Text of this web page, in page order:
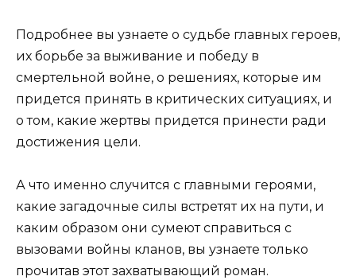
Подробнее вы узнаете о судьбе главных героев,
их борьбе за выживание и победу в
смертельной войне, о решениях, которые им
придется принять в критических ситуациях, и
о том, какие жертвы придется принести ради
достижения цели.
А что именно случится с главными героями,
какие загадочные силы встретят их на пути, и
каким образом они сумеют справиться с
вызовами войны кланов, вы узнаете только
прочитав этот захватывающий роман.